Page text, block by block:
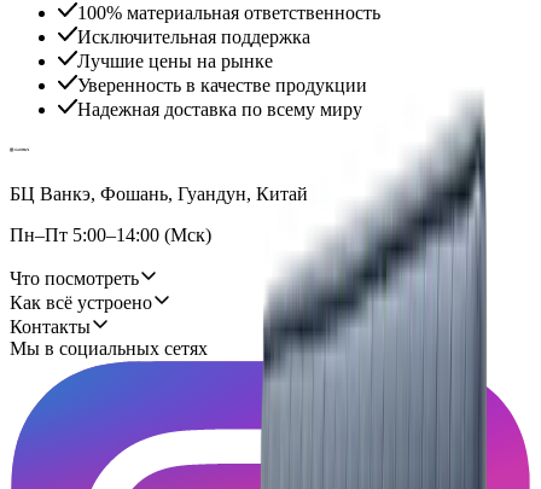
100% материальная ответственность
Исключительная поддержка
Лучшие цены на рынке
Уверенность в качестве продукции
Надежная доставка по всему миру
БЦ Ванкэ, Фошань, Гуандун, Китай
Пн–Пт 5:00–14:00 (Мск)
Что посмотреть
Как всё устроено
Контакты
Мы в социальных сетях